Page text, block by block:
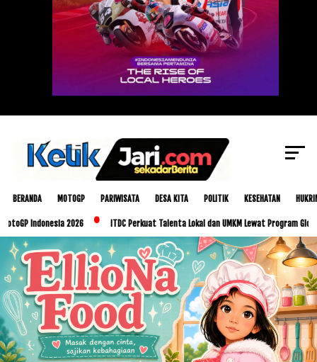
BERANDA MOTOGP PARIWISATA DESA KITA POLITIK KESEHATAN
2026 ITDC Perkuat Talenta Lokal dan UMKM Lewat Program Glorious